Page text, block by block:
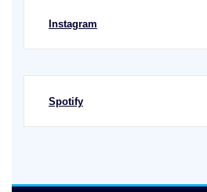
Instagram
Spotify